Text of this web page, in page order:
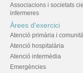
Associacions i societats
infermeres
Àrees d'exercici
Atenció primària i
Atenció hospitalària
Atenció intermèdia
Emergències